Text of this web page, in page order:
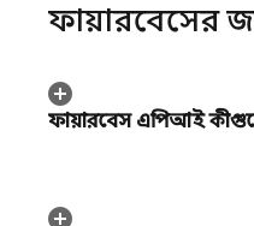
ফায়ারবেসের
ফায়ারবেস এপিআই